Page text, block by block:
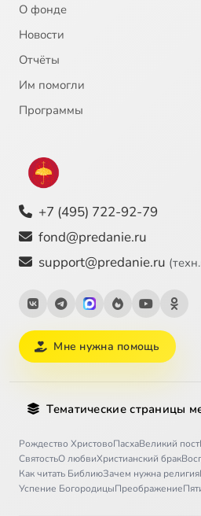
О фонде
Новости
Отчёты
Им помогли
Программы
+7 (495) 722-92-79
fond@predanie.ru
support@predanie.ru
Мне нужна помощь
Тематические страницы
Рождество ХристовоПасхаВеликий пост
СвятостьО любвиХристианский брак
Как читать БиблиюЗачем нужна религия
Успение БогородицыПреображение